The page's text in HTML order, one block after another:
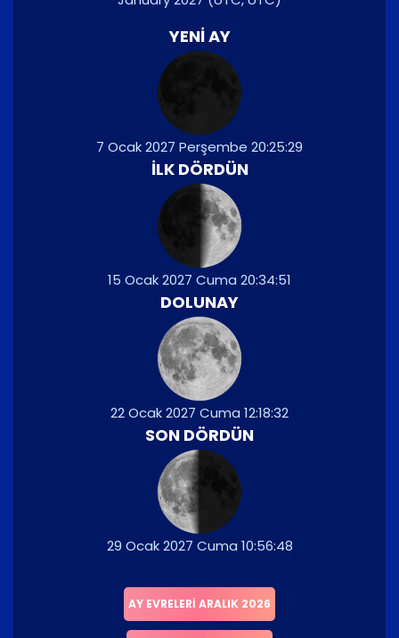
YENI AY
7 Ocak 2027 Perşembe 20:25:29
İLK DÖRDÜN
15 Ocak 2027 Cuma 20:34:51
DOLUNAY
22 Ocak 2027 Cuma 12:18:32
SON DÖRDÜN
29 Ocak 2027 Cuma 10:56:48
AY EVRELERI ARALIK 2026